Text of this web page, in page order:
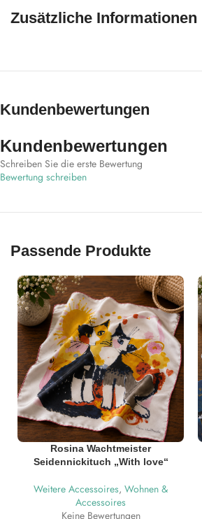
Zusätzliche Informationen
Kundenbewertungen
Kundenbewertungen
Schreiben Sie die erste Bewertung
Bewertung schreiben
Passende Produkte
Rosina Wachtmeister
Seidennickituch „With love“
Weitere Accessoires, Wohnen &
Accessoires
Keine Bewertungen